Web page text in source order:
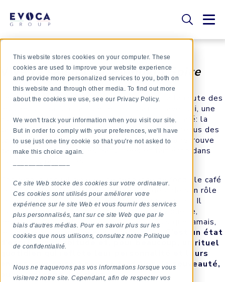
This website stores cookies on your computer. These
cookies are used to improve your website experience
and provide more personalized services to you, both on
this website and through other media. To find out more
about the cookies we use, see our Privacy Policy.
We won't track your information when you visit our site.
But in order to comply with your preferences, we'll have
to use just one tiny cookie so that you're not asked to
make this choice again.
Ce site Web stocke des cookies sur votre ordinateur.
Ces cookies sont utilisés pour améliorer votre
expérience sur le site Web et vous fournir des services
plus personnalisés, tant sur ce site Web que par le
biais d'autres médias. Pour en savoir plus sur les
cookies que nous utilisons, consultez notre Politique
de confidentialité.
Nous ne traquerons pas vos informations lorsque vous
visiterez notre site. Cependant, afin de respecter vos
Vive la saison duPumpkin Spice
Chaque année, à l’arrivée de l’automne et à la chute des
feuilles, un parfum familier emplit l’air et, avec lui, une
nouvelle frénésie s’empare des amateurs de café: la
saison dupumpkin spice. Elle s’empare des menus des
cafés et envahit les stories Instagram. On la retrouve
dans toutes les bougies parfumées et fait écho dans
Son retour annuel révèle une tendance de fond : le café
(et autres boissons) a évolué bien au-delà de son rôle
fonctionnel de source d’énergie ou d’hydratation. Il
constitue désormais une expérience : individuelle,
personnalisable et riche en émotions. Plus que jamais,
le café n’est pas seulement une boisson.C’est un état
d’esprit, une habitude et, pour beaucoup, un rituel
quotidien qui reflète leur personnalité et leurs
envies, que ce soit pour la tradition, la nouveauté,
ou un mélange des deux.